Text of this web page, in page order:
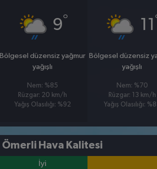
9°
Bölgesel düzensiz yağmur
yağışlı
Nem: %85
Rüzgar: 20 km/h
Yağış Olasılığı: %92
11
Bölgesel düzensiz
yağışlı
Nem: %70
Rüzgar: 13 km/h
Yağış Olasılığı:
Ömerli Hava Kalitesi
İyi